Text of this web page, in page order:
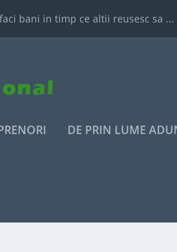
bani in timp ce altii reusesc sa ...
DE PRIN LUME